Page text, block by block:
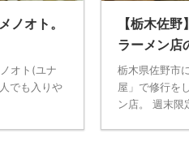
ノオト。
オト(ユナ
でも入りや
【栃木佐
ラーメン店
栃木県佐野市
屋」で修行を
ン店。 週末限